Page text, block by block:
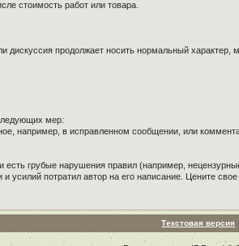
стоимость работ или товара.
продолжает носить нормальный
мер:
например, в исправленном сообщении, или
грубые нарушения правил (например,
усилий потратил автор на его написание. Цените свое
Текстовая версия